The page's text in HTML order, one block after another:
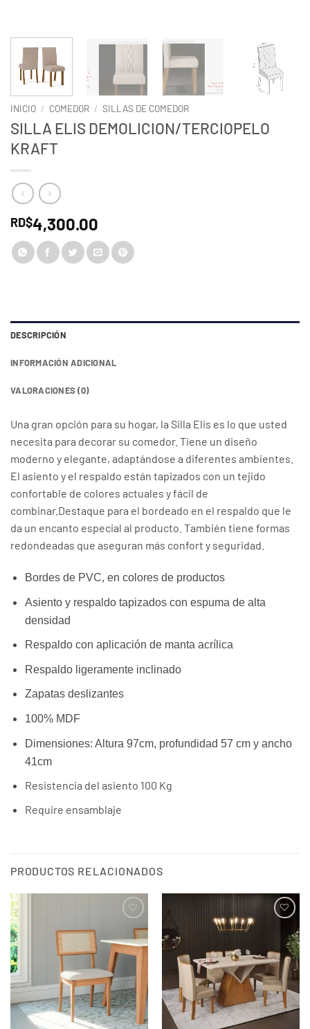
INICIO / COMEDOR / SILLAS DE COMEDOR
SILLA ELIS DEMOLICION/TERCIOPELO
KRAFT
RD$4,300.00
DESCRIPCIÓN
INFORMACIÓN ADICIONAL
VALORACIONES (0)
Una gran opción para su hogar, la Silla Elis es lo que usted
necesita para decorar su comedor. Tiene un diseño
moderno y elegante, adaptándose a diferentes ambientes.
El asiento y el respaldo están tapizados con un tejido
confortable de colores actuales y fácil de
combinar.Destaque para el bordeado en el respaldo que le
da un encanto especial al producto. También tiene formas
redondeadas que aseguran más confort y seguridad.
Bordes de PVC, en colores de productos
Asiento y respaldo tapizados con espuma de alta
densidad
Respaldo con aplicación de manta acrílica
Respaldo ligeramente inclinado
Zapatas deslizantes
100% MDF
Dimensiones: Altura 97cm, profundidad 57 cm y ancho
41cm
Resistencia del asiento 100 Kg
Require ensamblaje
PRODUCTOS RELACIONADOS